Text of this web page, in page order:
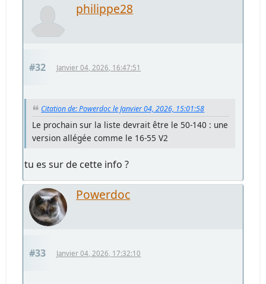
philippe28
#32 Janvier 04, 2026, 16:47:51
Citation de: Powerdoc le Janvier 04, 2026, 15:01:58
Le prochain sur la liste devrait être le 50-140 : une
version allégée comme le 16-55 V2
tu es sur de cette info ?
Powerdoc
#33 Janvier 04, 2026, 17:32:10